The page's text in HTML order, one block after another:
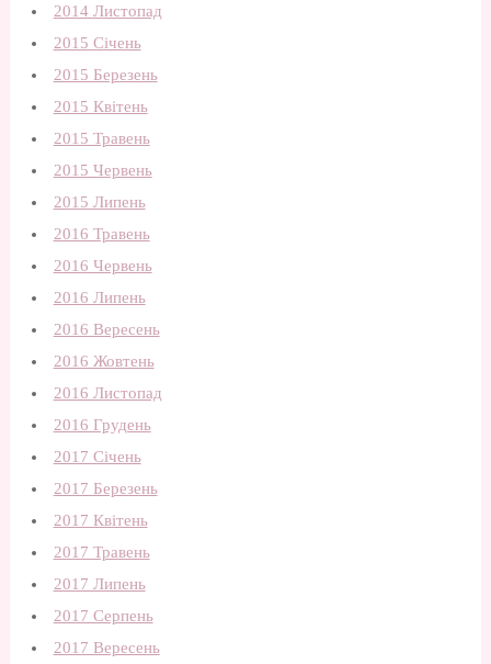
2014 Листопад
2015 Січень
2015 Березень
2015 Квітень
2015 Травень
2015 Червень
2015 Липень
2016 Травень
2016 Червень
2016 Липень
2016 Вересень
2016 Жовтень
2016 Листопад
2016 Грудень
2017 Січень
2017 Березень
2017 Квітень
2017 Травень
2017 Липень
2017 Серпень
2017 Вересень